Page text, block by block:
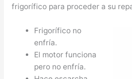
frigorífico para proceder a su
Frigorífico no
enfría.
El motor funciona
pero no enfría.